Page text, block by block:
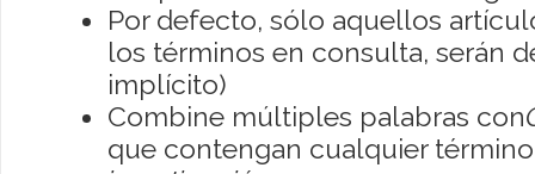
Por defecto, sólo aquellos
los términos en consulta, serán
implícito)
Combine múltiples palabras con
que contengan cualquier